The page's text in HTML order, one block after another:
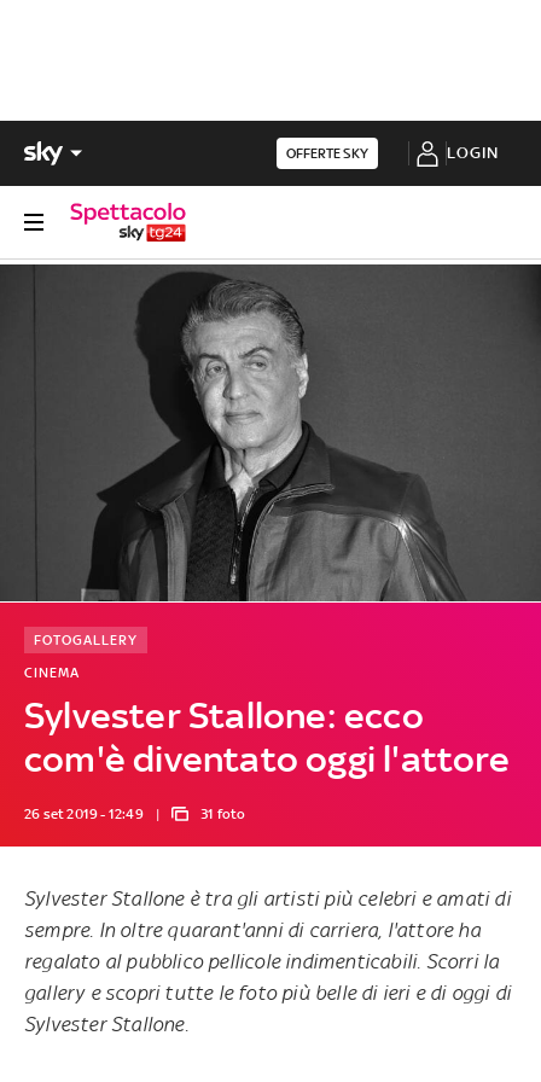
OFFERTE SKY LOGIN
Sylvester Stallone: ecco
com'è diventato oggi l'attore
CINEMA
FOTOGALLERY
26 set 2019 - 12:49 31 foto
Sylvester Stalloneè tra gli artisti più celebri e amati di
sempre. In oltre quarant'anni di carriera, l'attore ha
regalato al pubblicopellicole indimenticabili. Scorri la
gallery e scopri tutte le foto più belle di ieri e di oggi di
Sylvester Stallone.